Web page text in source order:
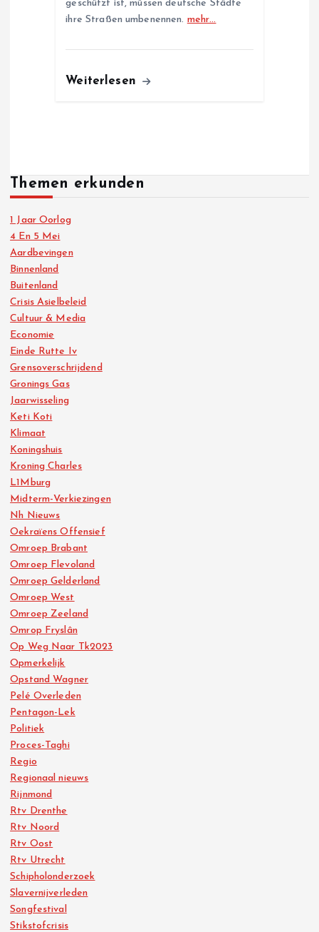
geschützt ist, müssen deutsche Städte
ihre Straßen umbenennen. mehr…
Weiterlesen
Themen erkunden
1 Jaar Oorlog
4 En 5 Mei
Aardbevingen
Binnenland
Buitenland
Crisis Asielbeleid
Cultuur & Media
Economie
Einde Rutte Iv
Grensoverschrijdend
Gronings Gas
Jaarwisseling
Keti Koti
Klimaat
Koningshuis
Kroning Charles
L1Mburg
Midterm-Verkiezingen
Nh Nieuws
Oekraïens Offensief
Omroep Brabant
Omroep Flevoland
Omroep Gelderland
Omroep West
Omroep Zeeland
Omrop Fryslân
Op Weg Naar Tk2023
Opmerkelijk
Opstand Wagner
Pelé Overleden
Pentagon-Lek
Politiek
Proces-Taghi
Regio
Regionaal nieuws
Rijnmond
Rtv Drenthe
Rtv Noord
Rtv Oost
Rtv Utrecht
Schipholonderzoek
Slavernijverleden
Songfestival
Stikstofcrisis